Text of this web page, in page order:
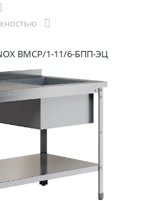
ВМСР/1-11/6-БПП-ЭЦ